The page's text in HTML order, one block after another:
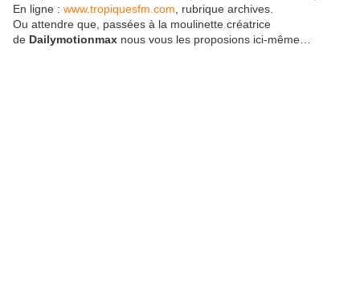
En ligne : www.tropiquesfm.com , rubrique archives.
Ou attendre que, passées à la moulinette créatrice
de Dailymotionmax nous vous les proposions ici-même…